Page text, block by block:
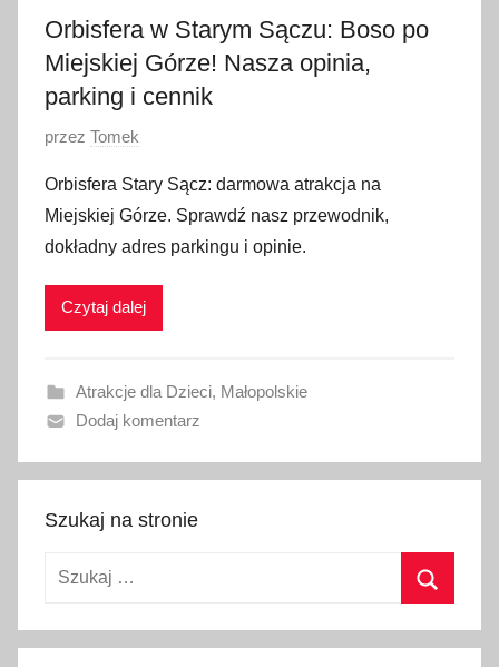
0
2
6
Orbisfera w Starym Sączu: Boso po
Miejskiej Górze! Nasza opinia,
parking i cennik
O
u
b
l
i
a
n
1
5
r
przez Tomek
Orbisfera Stary Sącz: darmowa atrakcja na
Miejskiej Górze. Sprawdź nasz przewodnik,
dokładny adres parkingu i opinie.
Czytaj dalej
Atrakcje dla Dzieci, Małopolskie
Dodaj komentarz
Szukaj na stronie
Szukaj: